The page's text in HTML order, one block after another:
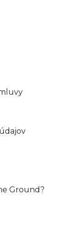
Ground?